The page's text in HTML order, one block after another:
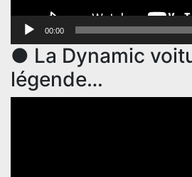
00:00
● La Dynamic
légende…